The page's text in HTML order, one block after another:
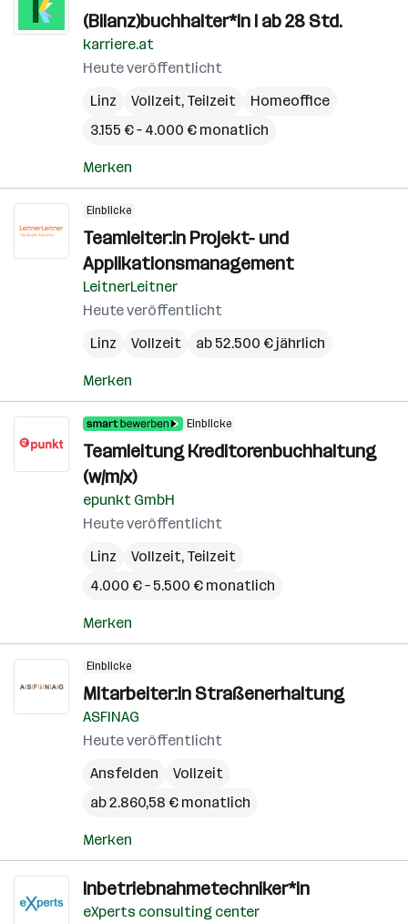
(Bilanz)buchhalter*In I ab 28 Std.
karriere.at
Heute veröffentlicht
Linz
Vollzeit, Teilzeit
Homeoffice
3.155 € – 4.000 € monatlich
Merken
Einblicke
Teamleiter:in Projekt- und
Applikationsmanagement
LeitnerLeitner
Heute veröffentlicht
Linz
Vollzeit ab 52.500 € jährlich
Merken
Einblicke
Teamleitung Kreditorenbuchhaltung
(w/m/x)
epunkt GmbH
Heute veröffentlicht
Linz
Vollzeit, Teilzeit
4.000 € – 5.500 € monatlich
Merken
Einblicke
Mitarbeiter:in Straßenerhaltung
ASFINAG
Heute veröffentlicht
Ansfelden
Vollzeit
ab 2.860,58 € monatlich
Merken
Inbetriebnahmetechniker*in
eXperts consulting center